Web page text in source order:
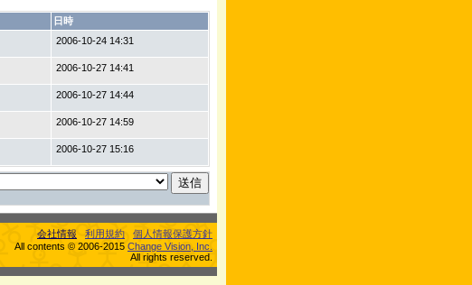
日時
2006-10-24 14:31
2006-10-27 14:41
2006-10-27 14:44
2006-10-27 14:59
2006-10-27 15:16
会社情報 利用規約
個人情報保護方針
All contents © 2006-2015 Change Vision, Inc.
All rights reserved.